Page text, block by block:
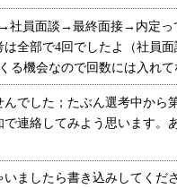
員面談→最終面接→内定っ
全部で4回でしたよ（社員
機会なので回数には入れ
でした；たぶん選考中から
連絡してみよう思います。
ましたら書き込みしてくだ